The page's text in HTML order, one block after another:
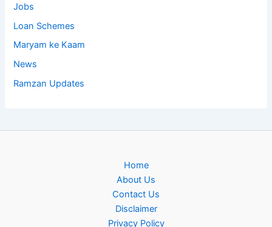
Jobs
Loan Schemes
Maryam ke Kaam
News
Ramzan Updates
Home
About Us
Contact Us
Disclaimer
Privacy Policy